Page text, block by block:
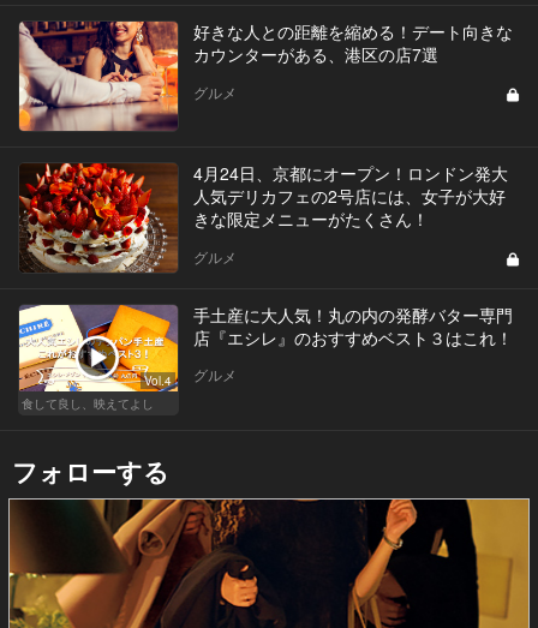
好きな人との距離を縮める！デート向きな
カウンターがある、港区の店7選
グルメ
4月24日、京都にオープン！ロンドン発大
人気デリカフェの2号店には、女子が大好
きな限定メニューがたくさん！
グルメ
Vol.4
食して良し、映えてよし
手土産に大人気！丸の内の発酵バター専門
店『エシレ』のおすすめベスト３はこれ！
グルメ
フォローする